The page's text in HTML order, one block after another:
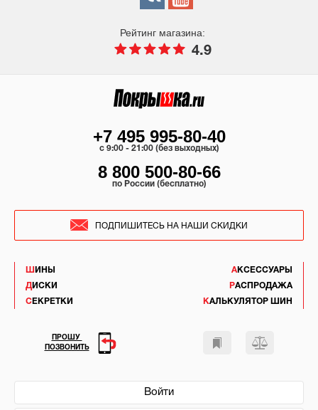
Рейтинг магазина:
4.9
ШИНЫ
ДИСКИ
СЕКРЕТКИ
АКСЕССУАРЫ
РАСПРОДАЖА
КАЛЬКУЛЯТОР ШИН
Войти
+7 495 995-80-40
c 9:00 - 21:00 (без выходных)
8 800 500-80-66
по России (бесплатно)
ПОДПИШИТЕСЬ НА НАШИ СКИДКИ
ПРОШУ
ПОЗВОНИТЬ